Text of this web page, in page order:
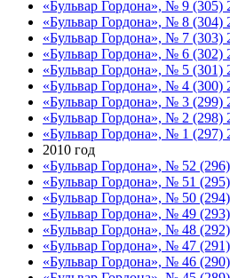
«Бульвар Гордона», № 9 (305)
«Бульвар Гордона», № 8 (304)
«Бульвар Гордона», № 7 (303)
«Бульвар Гордона», № 6 (302)
«Бульвар Гордона», № 5 (301)
«Бульвар Гордона», № 4 (300)
«Бульвар Гордона», № 3 (299)
«Бульвар Гордона», № 2 (298)
«Бульвар Гордона», № 1 (297)
2010 год
«Бульвар Гордона», № 52
«Бульвар Гордона», № 51
«Бульвар Гордона», № 50
«Бульвар Гордона», № 49
«Бульвар Гордона», № 48
«Бульвар Гордона», № 47
«Бульвар Гордона», № 46